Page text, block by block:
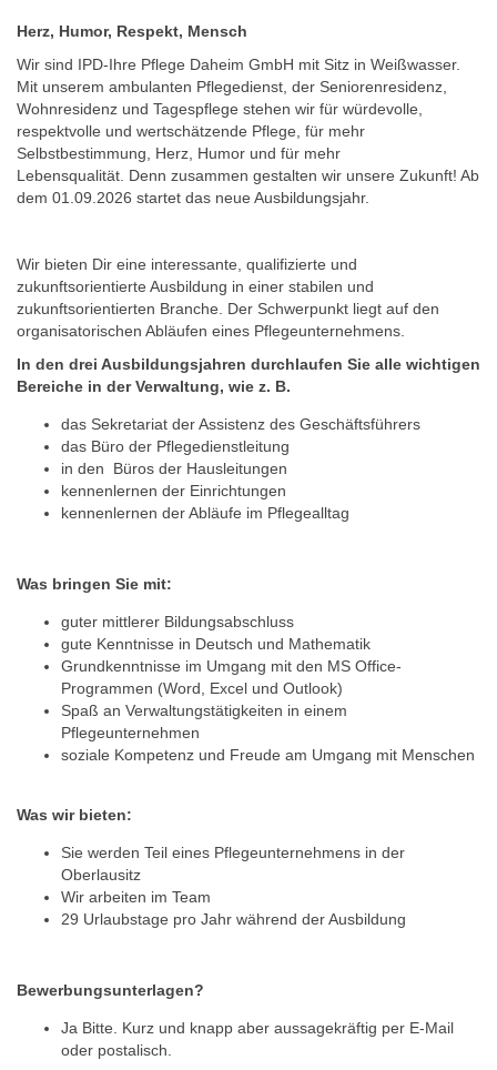
Herz, Humor, Respekt, Mensch
Wir sind IPD-Ihre Pflege Daheim GmbH mit Sitz in Weißwasser.
Mit unserem ambulanten Pflegedienst, der Seniorenresidenz,
Wohnresidenz und Tagespflege stehen wir für würdevolle,
respektvolle und wertschätzende Pflege, für mehr
Selbstbestimmung, Herz, Humor und für mehr
Lebensqualität. Denn zusammen gestalten wir unsere Zukunft! Ab
dem 01.09.2026 startet das neue Ausbildungsjahr.
Wir bieten Dir eine interessante, qualifizierte und
zukunftsorientierte Ausbildung in einer stabilen und
zukunftsorientierten Branche. Der Schwerpunkt liegt auf den
organisatorischen Abläufen eines Pflegeunternehmens.
In den drei Ausbildungsjahren durchlaufen Sie alle wichtigen
Bereiche in der Verwaltung, wie z. B.
das Sekretariat der Assistenz des Geschäftsführers
das Büro der Pflegedienstleitung
in den Büros der Hausleitungen
kennenlernen der Einrichtungen
kennenlernen der Abläufe im Pflegealltag
Was bringen Sie mit:
guter mittlerer Bildungsabschluss
gute Kenntnisse in Deutsch und Mathematik
Grundkenntnisse im Umgang mit den MS Office-
Programmen (Word, Excel und Outlook)
Spaß an Verwaltungstätigkeiten in einem
Pflegeunternehmen
soziale Kompetenz und Freude am Umgang mit Menschen
Was wir bieten:
Sie werden Teil eines Pflegeunternehmens in der
Oberlausitz
Wir arbeiten im Team
29 Urlaubstage pro Jahr während der Ausbildung
Bewerbungsunterlagen?
Ja Bitte. Kurz und knapp aber aussagekräftig per E-Mail
oder postalisch.